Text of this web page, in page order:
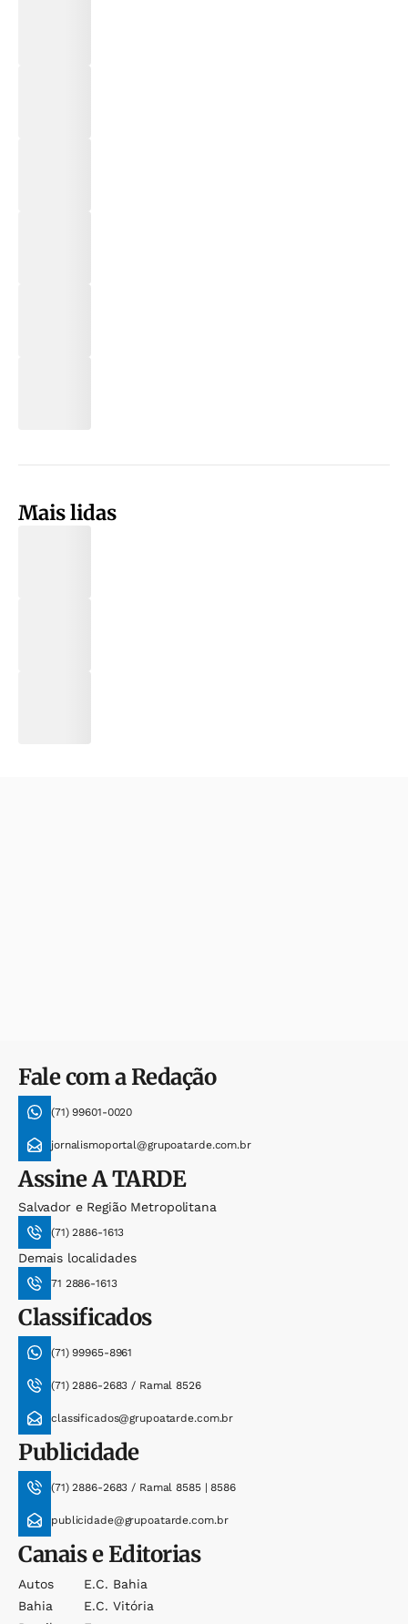
Mais lidas
Fale com a Redação
(71) 99601-0020
jornalismoportal@grupoatarde.com.br
AssineA TARDE
Salvador e Região Metropolitana
(71) 2886-1613
Demais localidades
71 2886-1613
Classificados
(71) 99965-8961
(71) 2886-2683 / Ramal 8526
classificados@grupoatarde.com.br
Publicidade
(71) 2886-2683 / Ramal 8585 | 8586
publicidade@grupoatarde.com.br
Canais e Editorias
Autos
Bahia
E.c. Bahia
E.c. Vitória